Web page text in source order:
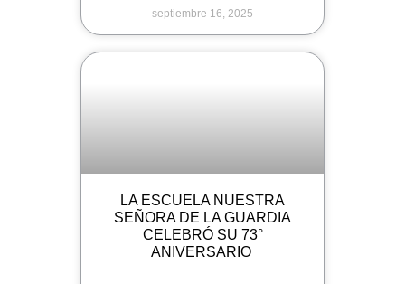
septiembre 16, 2025
LA ESCUELA NUESTRA
SEÑORA DE LA GUARDIA
CELEBRÓ SU 73°
ANIVERSARIO